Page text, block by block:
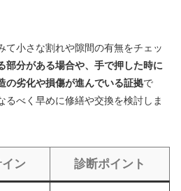
て小さな割れや隙間の有無をチェッ
部分がある場合や、手で押した時に
の劣化や損傷が進んでいる証拠で
るべく早めに修繕や交換を検討しま
ン 診断ポイント